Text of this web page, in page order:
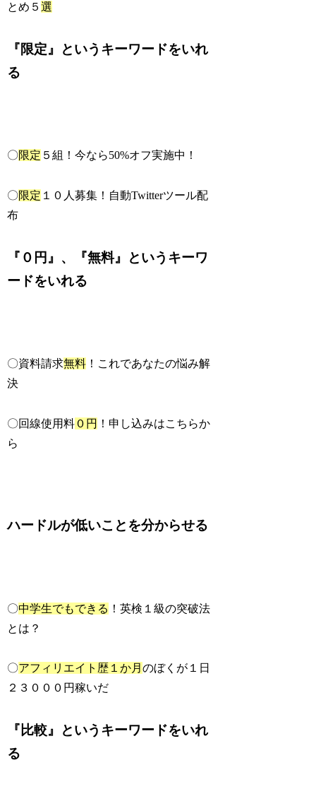
とめ５選
『限定』というキーワードをいれ
る
〇限定 ５組！今なら50%オフ実施中！
〇限定 １０人募集！自動Twitterツール配
布
『０円』、『無料』というキーワ
ードをいれる
〇資料請求無料 ！これであなたの悩み解
決
〇回線使用料０円 ！申し込みはこちらか
ら
ハードルが低いことを分からせる
〇中学生でもできる ！英検１級の突破法
とは？
〇アフィリエイト歴１か月のぼくが１日
２３０００円稼いだ
『比較』というキーワードをいれ
る